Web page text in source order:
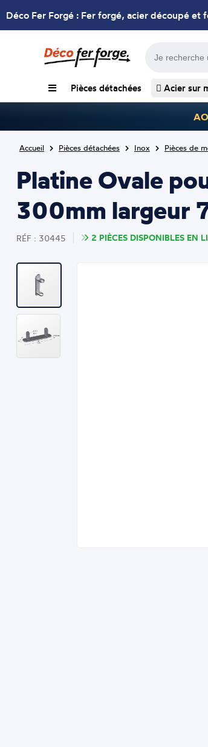
Déco Fer Forgé : Fer forgé, acier découpé et
Pièces détachées Acier sur
Accueil Pièces détachées Inox Pièces de
Platine Ovale
300mm largeur
RÉF : 30445 2 PIÈCES DISPONIBLES EN